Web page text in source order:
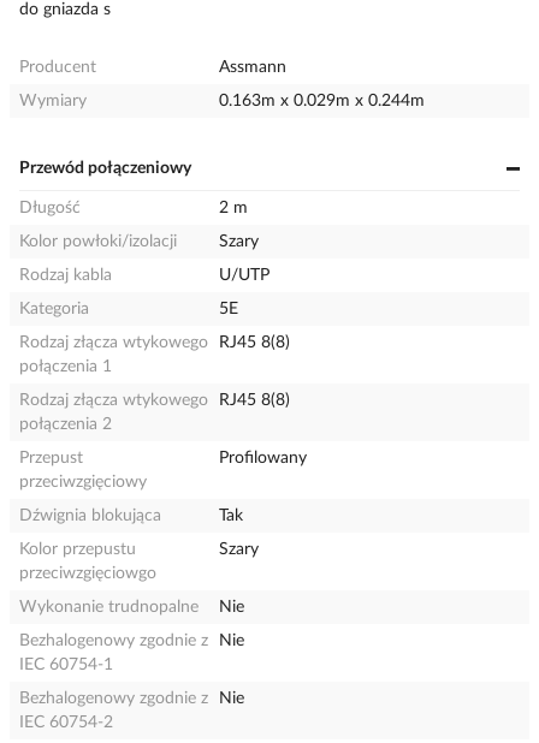
do gniazda s
Producent
Assmann
Wymiary
0.163m x 0.029m x 0.244m
Przewód połączeniowy
Długość
2 m
Kolor powłoki/izolacji
Szary
Rodzaj kabla
U/UTP
Kategoria
5E
Rodzaj złącza wtykowego
połączenia 1
RJ45 8(8)
Rodzaj złącza wtykowego
połączenia 2
RJ45 8(8)
Przepust
przeciwzgięciowy
Profilowany
Dźwignia blokująca
Tak
Kolor przepustu
przeciwzgięciowgo
Szary
Wykonanie trudnopalne
Nie
Bezhalogenowy zgodnie z
IEC 60754-1
Nie
Bezhalogenowy zgodnie z
IEC 60754-2
Nie